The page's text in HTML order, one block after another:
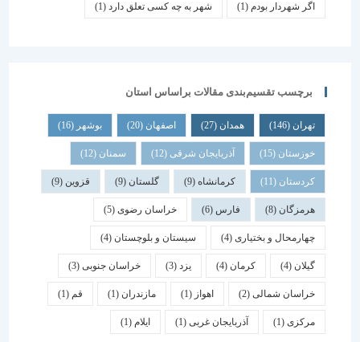
اگر شهردار بودم (1) شهر به چه کسی تعلق دارد(1)
برچسب تقسیم‌بندی مقالات براساس استان
همدان اصفهان (20) بوشهر
خوزستان(15) آذربایجان شرقی(12) سمنان (12)
کردستان(11) کرمانشاه(9) گلستان (9) قزوین
هرمزگان(8) فارس خراسان رضوی(5)
چهارمحال و بختیاری (4) سیستان و بلوچستان(4)
کرمان یزد خراسان جنوبی(3)
خراسان شمالی(2) اهواز مازندران(1) قم
(1) آذربایجان غربی(1) ایلام